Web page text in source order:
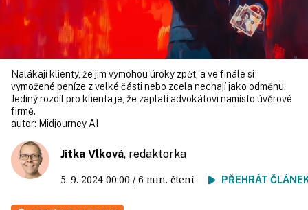
Nalákají klienty, že jim vymohou úroky zpět, a ve finále si
vymožené peníze z velké části nebo zcela nechají jako odměnu.
Jediný rozdíl pro klienta je, že zaplatí advokátovi namísto úvěrové
firmě.
autor: Midjourney AI
Jitka Vlková, redaktorka
5. 9. 2024 00:00 / 6 min. čtení PŘEHRÁT